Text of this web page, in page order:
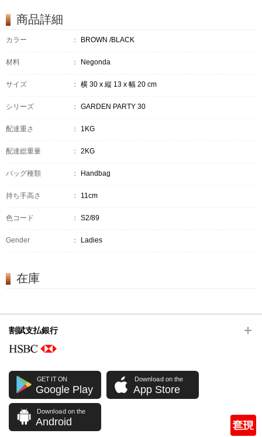
商品詳細
カラー ： BROWN /BLACK
材料 ： Negonda
サイズ ： 横 30 x 縦 13 x 幅 20 cm
シリーズ ： GARDEN PARTY 30
配達重さ ： 1KG
配達総重量 ： 2KG
バッグ種類 ： Handbag
持ち手高さ ： 11cm
色コード ： S2/89
Gender ： Ladies
在庫
割賦支払銀行
GET IT ON
Google Play
Download on the
App Store
Download on the
Android